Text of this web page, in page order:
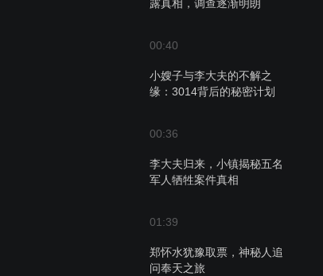
露真相，调查逐渐明朗
00:40
小嫂子与李大夫的不解之
缘：3014背后的秘密计划
00:36
李大夫归来，小镇揭秘五名
军人牺牲案件真相
01:39
郑怀水犹豫取票，神秘人追
问奉天之旅